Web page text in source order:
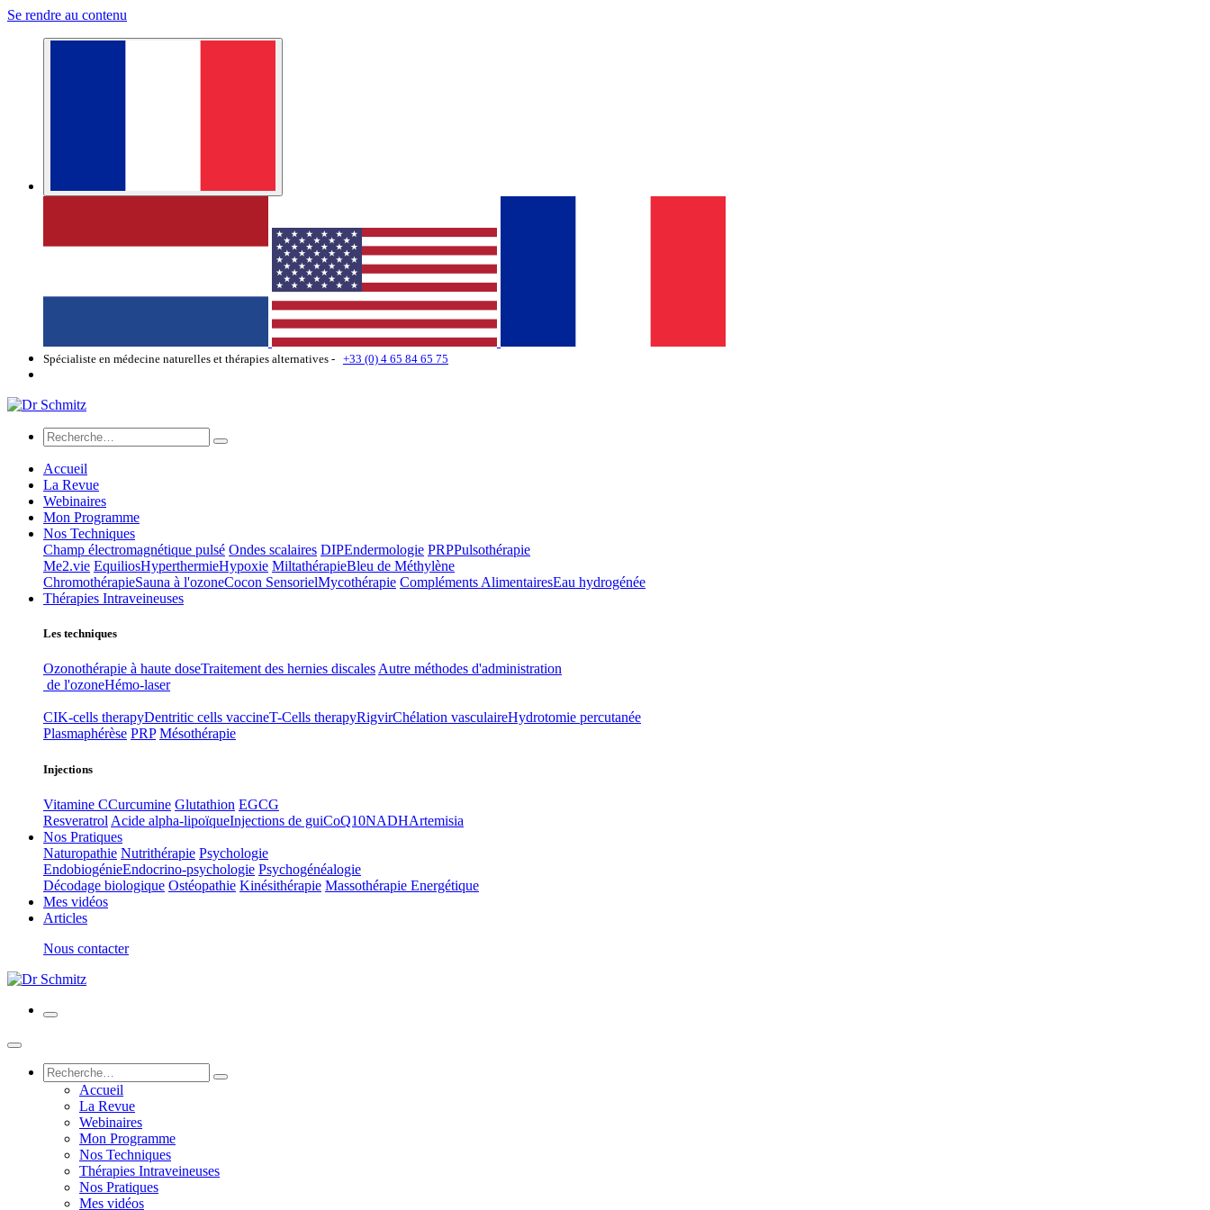
Se rendre au contenu
Spécialiste en médecine naturelles et thérapies alternatives - +33 (0) 4 65 84 65 75
Accueil
La Revue
Webinaires
Mon Programme
Nos Techniques
Champ électromagnétique pulsé Ondes scalaires DIPEndermologie PRPPulsothérapie
Me2.vie EquiliosHyperthermieHypoxie MiltathérapieBleu de Méthylène
ChromothérapieSauna à l'ozoneCocon SensorielMycothérapie Compléments AlimentairesEau hydrogénée
Thérapies Intraveineuses
Les techniques
Ozonothérapie à haute doseTraitement des hernies discales Autre méthodes d'administration
de l'ozoneHémo-laser
CIK-cells therapyDentritic cells vaccineT-Cells therapyRigvirChélation vasculaireHydrotomie percutanée
Plasmaphérèse PRP Mésothérapie
Injections
Vitamine CCurcumine Glutathion EGCG
Resveratrol Acide alpha-lipoïqueInjections de guiCoQ10NADHArtemisia
Nos Pratiques
Naturopathie Nutrithérapie Psychologie
EndobiogénieEndocrino-psychologie Psychogénéalogie
Décodage biologique Ostéopathie Kinésithérapie Massothérapie Energétique
Mes vidéos
Articles
Nous contacter
Accueil
La Revue
Webinaires
Mon Programme
Nos Techniques
Thérapies Intraveineuses
Nos Pratiques
Mes vidéos